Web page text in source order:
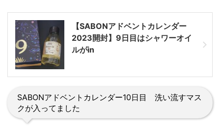
【SABONアドベントカレンダー
2023開封】9日目はシャワーオイ
ルがin
SABONアドベントカレンダー10日目 洗い流すマス
クが入ってました